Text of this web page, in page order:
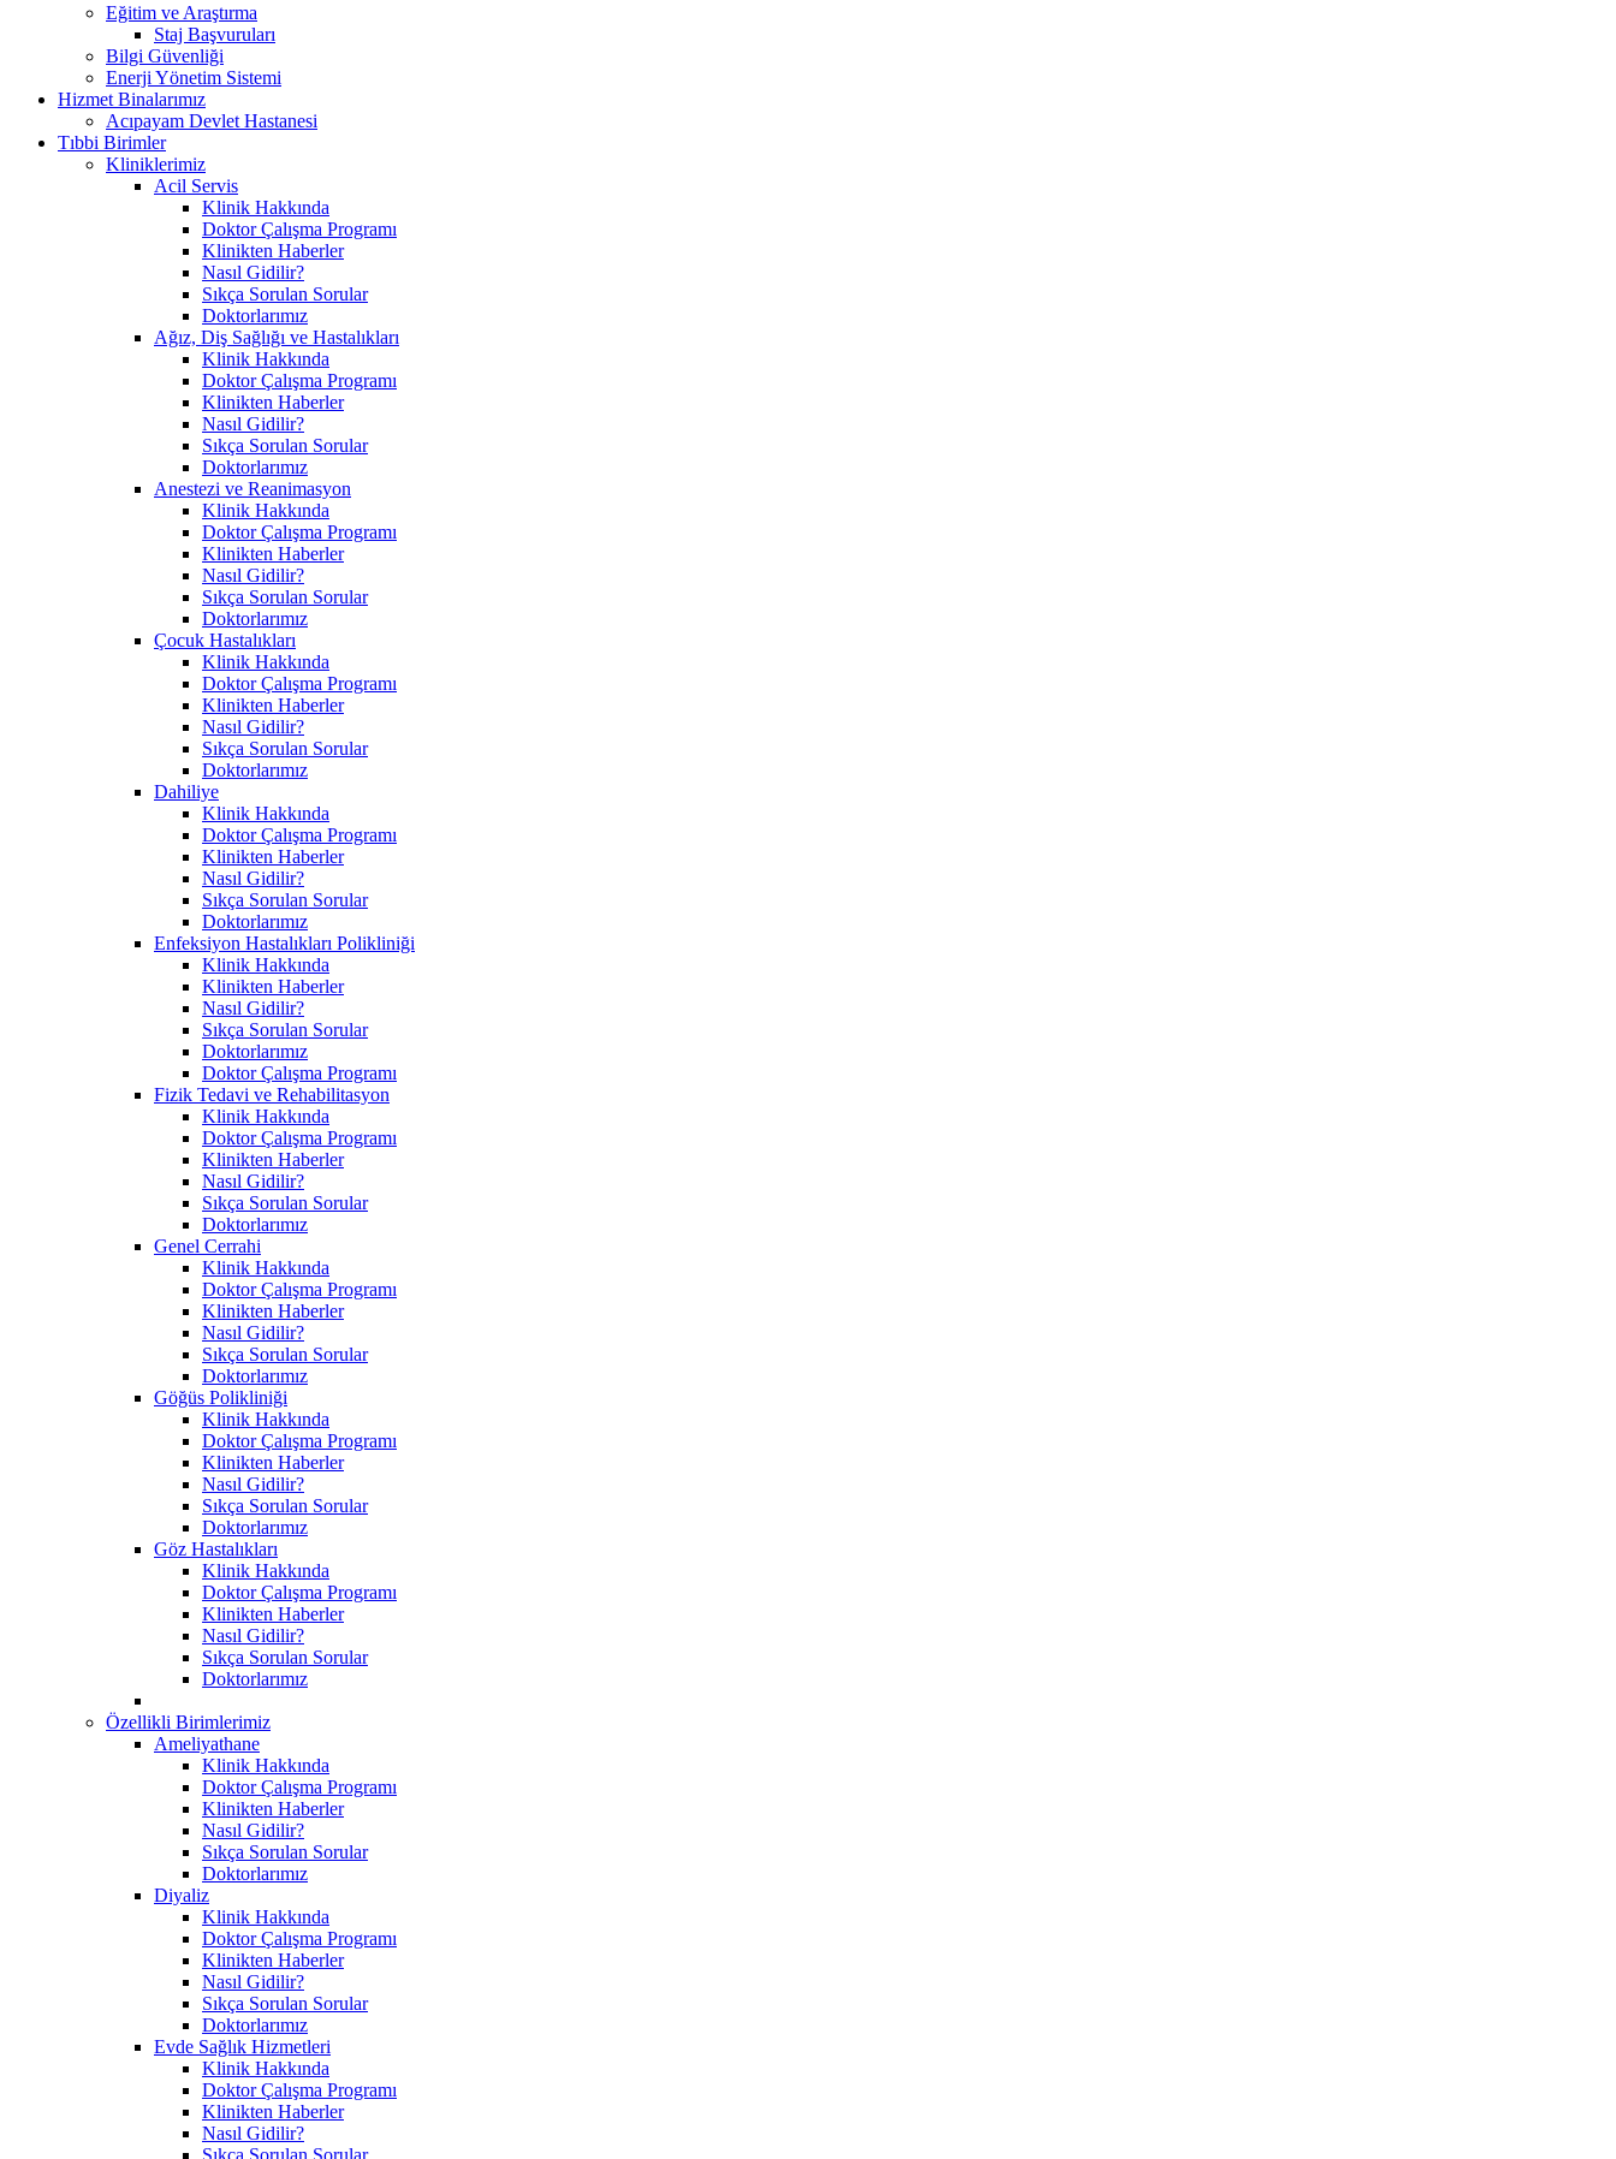
Eğitim ve Araştırma
Staj Başvuruları
Bilgi Güvenliği
Enerji Yönetim Sistemi
Hizmet Binalarımız
Acıpayam Devlet Hastanesi
Tıbbi Birimler
Kliniklerimiz
Acil Servis
Klinik Hakkında
Doktor Çalışma Programı
Klinikten Haberler
Nasıl Gidilir?
Sıkça Sorulan Sorular
Doktorlarımız
Ağız, Diş Sağlığı ve Hastalıkları
Klinik Hakkında
Doktor Çalışma Programı
Klinikten Haberler
Nasıl Gidilir?
Sıkça Sorulan Sorular
Doktorlarımız
Anestezi ve Reanimasyon
Klinik Hakkında
Doktor Çalışma Programı
Klinikten Haberler
Nasıl Gidilir?
Sıkça Sorulan Sorular
Doktorlarımız
Çocuk Hastalıkları
Klinik Hakkında
Doktor Çalışma Programı
Klinikten Haberler
Nasıl Gidilir?
Sıkça Sorulan Sorular
Doktorlarımız
Dahiliye
Klinik Hakkında
Doktor Çalışma Programı
Klinikten Haberler
Nasıl Gidilir?
Sıkça Sorulan Sorular
Doktorlarımız
Enfeksiyon Hastalıkları Polikliniği
Klinik Hakkında
Klinikten Haberler
Nasıl Gidilir?
Sıkça Sorulan Sorular
Doktorlarımız
Doktor Çalışma Programı
Fizik Tedavi ve Rehabilitasyon
Klinik Hakkında
Doktor Çalışma Programı
Klinikten Haberler
Nasıl Gidilir?
Sıkça Sorulan Sorular
Doktorlarımız
Genel Cerrahi
Klinik Hakkında
Doktor Çalışma Programı
Klinikten Haberler
Nasıl Gidilir?
Sıkça Sorulan Sorular
Doktorlarımız
Göğüs Polikliniği
Klinik Hakkında
Doktor Çalışma Programı
Klinikten Haberler
Nasıl Gidilir?
Sıkça Sorulan Sorular
Doktorlarımız
Göz Hastalıkları
Klinik Hakkında
Doktor Çalışma Programı
Klinikten Haberler
Nasıl Gidilir?
Sıkça Sorulan Sorular
Doktorlarımız
Özellikli Birimlerimiz
Ameliyathane
Klinik Hakkında
Doktor Çalışma Programı
Klinikten Haberler
Nasıl Gidilir?
Sıkça Sorulan Sorular
Doktorlarımız
Diyaliz
Klinik Hakkında
Doktor Çalışma Programı
Klinikten Haberler
Nasıl Gidilir?
Sıkça Sorulan Sorular
Doktorlarımız
Evde Sağlık Hizmetleri
Klinik Hakkında
Doktor Çalışma Programı
Klinikten Haberler
Nasıl Gidilir?
Sıkça Sorulan Sorular